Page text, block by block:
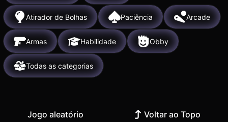
Atirador de Bolhas Paciência Arcade
Armas Habilidade Obby
Todas as categorias
Jogo aleatório Voltar ao Topo